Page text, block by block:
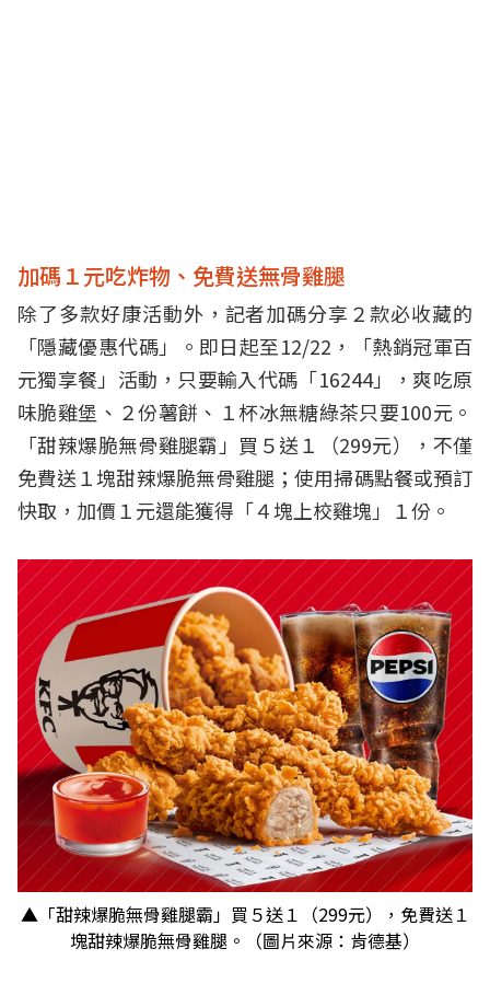
加碼１元吃炸物、免費送無骨雞腿
除了多款好康活動外，記者加碼分享２款必收藏的
「隱藏優惠代碼」。即日起至12/22，「熱銷冠軍百
元獨享餐」活動，只要輸入代碼「16244」，爽吃原
味脆雞堡、２份薯餅、１杯冰無糖綠茶只要100元。
「甜辣爆脆無骨雞腿霸」買５送１（299元），不僅
免費送１塊甜辣爆脆無骨雞腿；使用掃碼點餐或預訂
快取，加價１元還能獲得「４塊上校雞塊」１份。
▲「甜辣爆脆無骨雞腿霸」買５送１（299元），免費送１
塊甜辣爆脆無骨雞腿。（圖片來源：肯德基）